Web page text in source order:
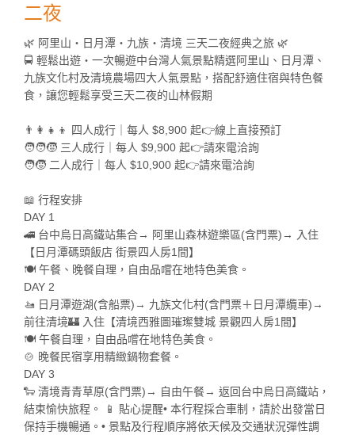
二夜
🌿 阿里山・日月潭・九族・清境 三天二夜經典之旅 🌿
🚍 輕鬆出遊・一次暢遊中台灣人氣景點精選阿里山、日月潭、
九族文化村及清境農場四大人氣景點，搭配舒適住宿與特色餐
食，讓您輕鬆享受三天二夜的山林假期
👨‍👩‍👧‍👦 四人成行｜每人 $8,900 起👉線上直接預訂
🧑‍🧑‍🧒 三人成行｜每人 $9,900 起👉請來電洽詢
🧑‍🧒 二人成行｜每人 $10,900 起👉請來電洽詢
📖 行程安排
DAY 1
🚄 台中烏日高鐵站集合→ 阿里山森林遊樂區(含門票)→ 入住
【日月潭碼頭飯店 街景四人房1間】
🍽 午餐、晚餐自理，自由品嚐在地特色美食。
DAY 2
🚤 日月潭遊湖(含船票)→ 九族文化村(含門票＋日月潭纜車)→
前往清境🏰 入住【清境西雅圖璀璨雙城 景觀四人房1間】
🍽 午餐自理，自由品嚐在地特色美食。
🍲 晚餐民宿享用精緻鍋物套餐。
DAY 3
🐑 清境青青草原(含門票)→ 自由午餐→ 返回台中烏日高鐵站，
結束愉快旅程。 📱 貼心提醒• 本行程採合車制，請於出發當日
保持手機暢通。• 景點及行程順序將依天候及交通狀況彈性調